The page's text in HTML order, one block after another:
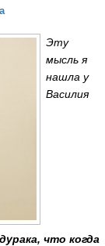
Эту
мысль я
нашла у
Василия
что когда